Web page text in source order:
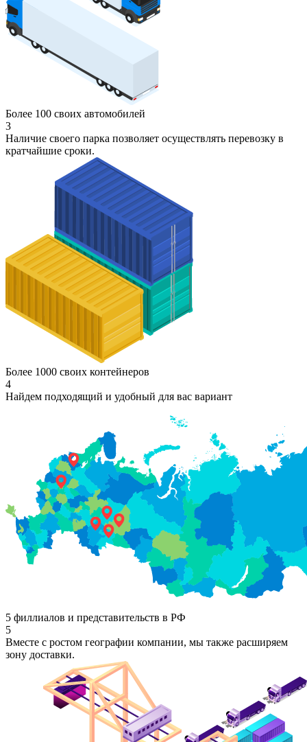
Более 100 своих автомобилей
3
Наличие своего парка позволяет осуществлять перевозку в
кратчайшие сроки.
Более 1000 своих контейнеров
4
Найдем подходящий и удобный для вас вариант
5 филлиалов и представительств в РФ
5
Вместе с ростом географии компании, мы также расширяем
зону доставки.